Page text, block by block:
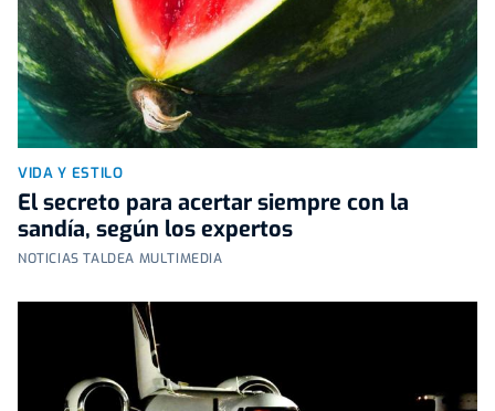
VIDA Y ESTILO
El secreto para acertar siempre con la
sandía, según los expertos
NOTICIAS TALDEA MULTIMEDIA